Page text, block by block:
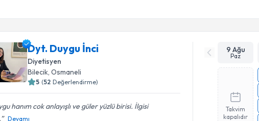
Dyt. Duygu İnci
Diyetisyen
Bilecik, Osmaneli
5 (52 Değerlendirme)
hanım cok anlayışlı ve güler yüzlü birisi. İlgisi
Devamı
9 Ağu
Paz
Takvim
kapalıdır